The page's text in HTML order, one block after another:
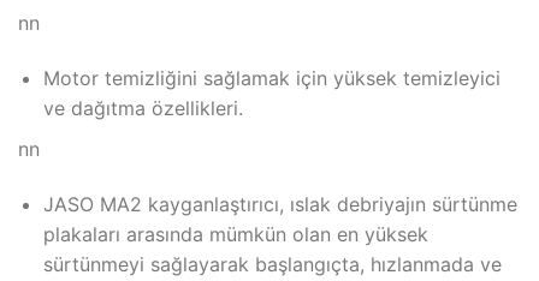
nn
Motor temizliğini sağlamak için yüksek temizleyici
ve dağıtma özellikleri.
nn
JASO MA2 kayganlaştırıcı, ıslak debriyajın sürtünme
plakaları arasında mümkün olan en yüksek
sürtünmeyi sağlayarak başlangıçta, hızlanmada ve